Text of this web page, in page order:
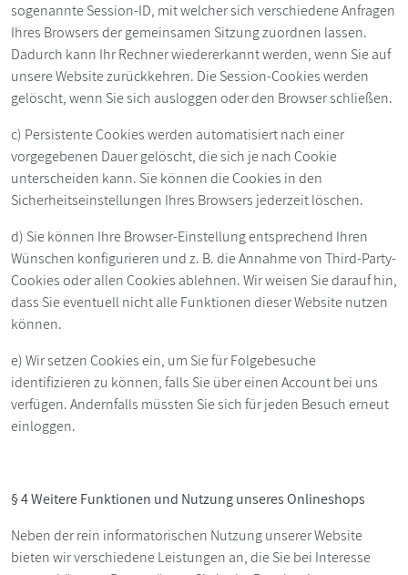
sogenannte Session-ID, mit welcher sich verschiedene Anfragen
Ihres Browsers der gemeinsamen Sitzung zuordnen lassen.
Dadurch kann Ihr Rechner wiedererkannt werden, wenn Sie auf
unsere Website zurückkehren. Die Session-Cookies werden
gelöscht, wenn Sie sich ausloggen oder den Browser schließen.
c) Persistente Cookies werden automatisiert nach einer
vorgegebenen Dauer gelöscht, die sich je nach Cookie
unterscheiden kann. Sie können die Cookies in den
Sicherheitseinstellungen Ihres Browsers jederzeit löschen.
d) Sie können Ihre Browser-Einstellung entsprechend Ihren
Wünschen konfigurieren und z. B. die Annahme von Third-Party-
Cookies oder allen Cookies ablehnen. Wir weisen Sie darauf hin,
dass Sie eventuell nicht alle Funktionen dieser Website nutzen
können.
e) Wir setzen Cookies ein, um Sie für Folgebesuche
identifizieren zu können, falls Sie über einen Account bei uns
verfügen. Andernfalls müssten Sie sich für jeden Besuch erneut
einloggen.
§ 4 Weitere Funktionen und Nutzung unseres Onlineshops
Neben der rein informatorischen Nutzung unserer Website
bieten wir verschiedene Leistungen an, die Sie bei Interesse